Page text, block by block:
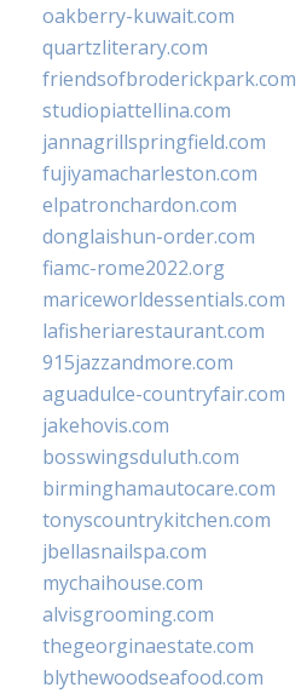
oakberry-kuwait.com
quartzliterary.com
friendsofbroderickpark.com
studiopiattellina.com
jannagrillspringfield.com
fujiyamacharleston.com
elpatronchardon.com
donglaishun-order.com
fiamc-rome2022.org
mariceworldessentials.com
lafisheriarestaurant.com
915jazzandmore.com
aguadulce-countryfair.com
jakehovis.com
bosswingsduluth.com
birminghamautocare.com
tonyscountrykitchen.com
jbellasnailspa.com
mychaihouse.com
alvisgrooming.com
thegeorginaestate.com
blythewoodseafood.com